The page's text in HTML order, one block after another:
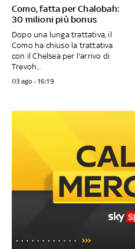
Como, fatta per Chalobah:
30 milioni più bonus
Dopo una lunga trattativa, il
Como ha chiuso la trattativa
con il Chelsea per l'arrivo di
Trevoh...
03 ago - 16:19